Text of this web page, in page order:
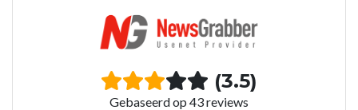
(3.5)
Gebaseerd op 43 reviews